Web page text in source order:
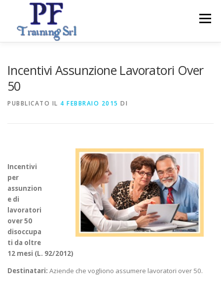
contenuto
Menu
Incentivi Assunzione Lavoratori Over
50
PUBBLICATO IL 4 FEBBRAIO 2015 DI
Incentivi
per
assunzion
e di
lavoratori
over 50
disoccupa
ti da oltre
12 mesi (L. 92/2012)
Destinatari: Aziende che vogliono assumere lavoratori over 50.